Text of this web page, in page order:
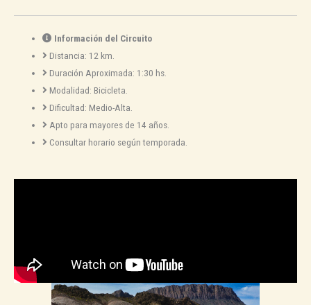
Información del Circuito
Distancia: 12 km.
Duración Aproximada: 1:30 hs.
Modalidad: Bicicleta.
Dificultad: Medio-Alta.
Apto para mayores de 14 años.
Consultar horario según temporada.